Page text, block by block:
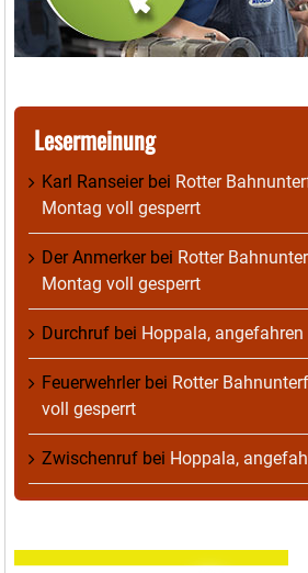
Lesermeinung
Karl Ranseierbei Rotter
Montag voll gesperrt
Der Anmerkerbei Rotter
Montag voll gesperrt
Durchruf bei Hoppala, angefahren
Feuerwehrlerbei Rotter
voll gesperrt
Zwischenruf bei Hoppala,